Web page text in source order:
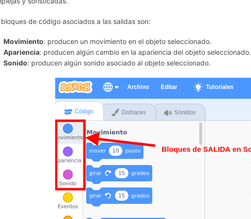
bloques de código asociados a las salidas son:
Movimiento: producen un movimiento en el objeto seleccionado.
Apariencia: producen algún cambio en la apariencia del objeto seleccionado.
Sonido: producen algún sonido asociado al objeto seleccionado.